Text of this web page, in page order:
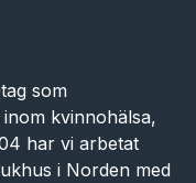
som
kvinnohälsa,
har vi arbetat
i Norden med